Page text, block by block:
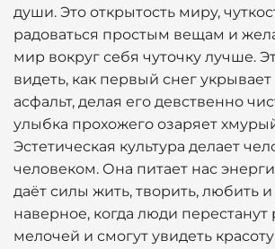
души. Это открытость миру,
радоваться простым вещам и
мир вокруг себя чуточку лучше.
видеть, как первый снег
асфальт, делая его девственно
улыбка прохожего озаряет
Эстетическая культура делает
человеком. Она питает нас
даёт силы жить, творить, любить
наверное, когда люди перестанут
мелочей и смогут увидеть красоту